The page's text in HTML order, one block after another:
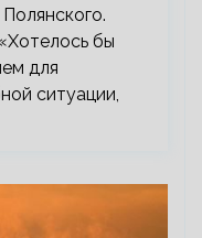
бы
для
ситуации,